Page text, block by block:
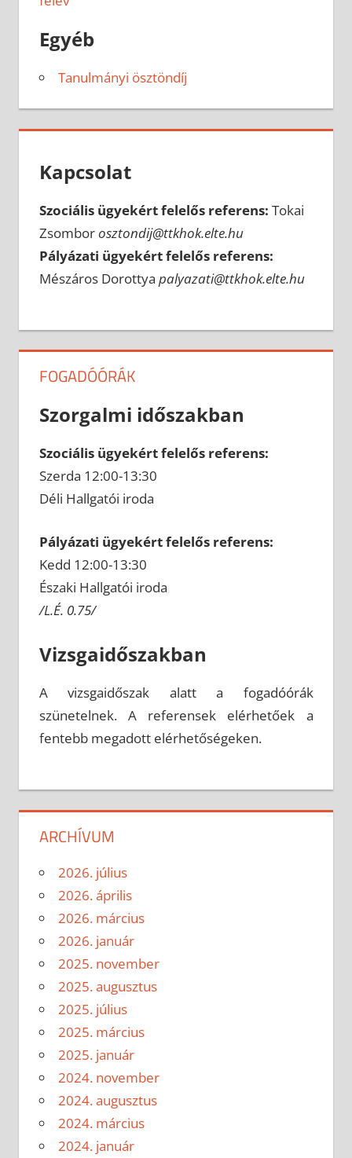
Egyéb
Tanulmányi ösztöndíj
Kapcsolat
Szociális ügyekért felelős referens: Tokai
Zsomborosztondij@ttkhok.elte.hu
Pályázati ügyekért felelős referens:
Mészáros Dorottya palyazati@ttkhok.elte.hu
FOGADÓÓRÁK
Szorgalmi időszakban
Szociális ügyekért felelős referens:
Szerda 12:00-13:30
Déli Hallgatói iroda
Pályázati ügyekért felelős referens:
Kedd 12:00-13:30
Északi Hallgatói iroda
/L.É. 0.75/
Vizsgaidőszakban
A vizsgaidőszak alatt a fogadóórák
szünetelnek. A referensek elérhetőek a
fentebb megadott elérhetőségeken.
ARCHÍVUM
2026. július
2026. április
2026. március
2026. január
2025. november
2025. augusztus
2025. július
2025. március
2025. január
2024. november
2024. augusztus
2024. március
2024. január